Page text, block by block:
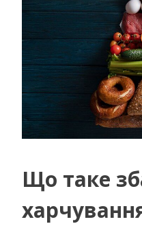
Що таке